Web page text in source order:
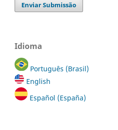
Enviar Submissão
Idioma
Português (Brasil)
English
Español (España)